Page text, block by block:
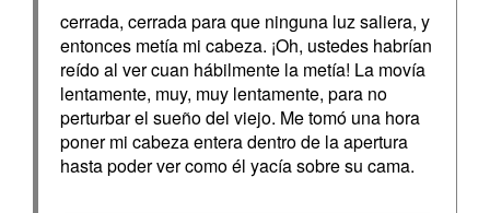
cerrada, cerrada para que ninguna luz saliera, y
entonces metía mi cabeza. ¡Oh, ustedes habrían
reído al ver cuan hábilmente la metía! La movía
lentamente, muy, muy lentamente, para no
perturbar el sueño del viejo. Me tomó una hora
poner mi cabeza entera dentro de la apertura
hasta poder ver como él yacía sobre su cama.